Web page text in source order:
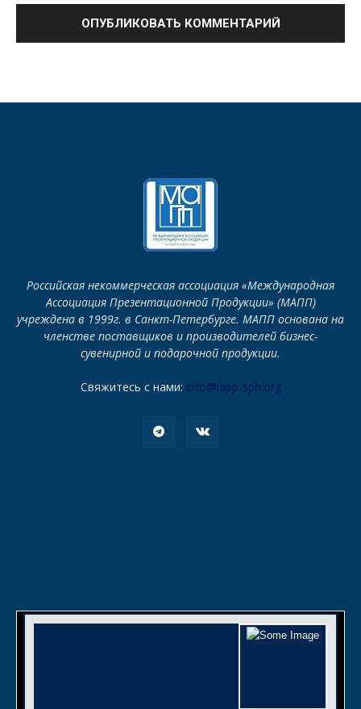
Российская некоммерческая ассоциация «Международная
Ассоциация Презентационной Продукции» (МАПП)
учреждена в 1999г. в Санкт-Петербурге. МАПП основана на
членстве поставщиков и производителей бизнес-
сувенирной и подарочной продукции.
Свяжитесь с нами: info@iapp-spb.org